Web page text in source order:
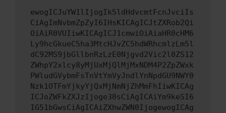
ewogICJuYW1lIjogIk5ldHdvcmtFcnJvciIs
CiAgImNvbmZpZyI6IHsKICAgICJtZXRob2Qi
OiAiR0VUIiwKICAgICJ1cmwiOiAiaHR0cHM6
Ly9hcGkueC5ha3MtcHJvZC5hdWRhcmlzLm5l
dC92MS9jbGllbnRzLzE0Njgvd2Vic2l0ZS12
ZWhpY2xlcy8yMjUxMjQlMjMxNDM4P2ZpZWxk
PWludGVybmFsTnVtYmVyJndlYnNpdGU9NWY0
Nzk1OTFmYjkyYjQxMjNmNjZhMmFhIiwKICAg
ICJoZWFkZXJzIjoge30sCiAgICAiYm9keSI6
IG51bGwsCiAgICAiZXhwZWN0IjogewogICAg